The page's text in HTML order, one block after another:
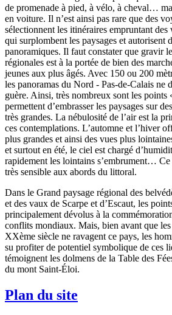
de promenade à pied, à vélo, à cheval…
en voiture. Il n’est ainsi pas rare que des
sélectionnent les itinéraires empruntant des
qui surplombent les paysages et autorisent
panoramiques. Il faut constater que gravir
régionales est à la portée de bien des
jeunes aux plus âgés. Avec 150 ou 200
les panoramas du Nord - Pas-de-Calais ne
guère. Ainsi, très nombreux sont les points
permettent d’embrasser les paysages sur
très grandes. La nébulosité de l’air est la
ces contemplations. L’automne et l’hiver
plus grandes et ainsi des vues plus
et surtout en été, le ciel est chargé
rapidement les lointains s’embrument… Ce
très sensible aux abords du littoral.
Dans le Grand paysage régional des
et des vaux de Scarpe et d’Escaut, les
principalement dévolus à la
conflits mondiaux. Mais, bien avant que les
XXème siècle ne ravagent ce pays, les
su profiter de potentiel symbolique de ces
témoignent les dolmens de la Table des
du mont Saint-Éloi.
Plan du site